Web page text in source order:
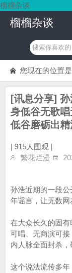
榴榴杂谈
榴榴杂谈
您现在的位置是
[讯息分享]
身低谷无歌唱
低谷磨砺出
| 915人围观 |
繁花烂漫
孙浩近期的一段
年谣言，让无数网
在大众长久的固
可唱、无商演可
内人脉全面封杀，
这个说法流传多